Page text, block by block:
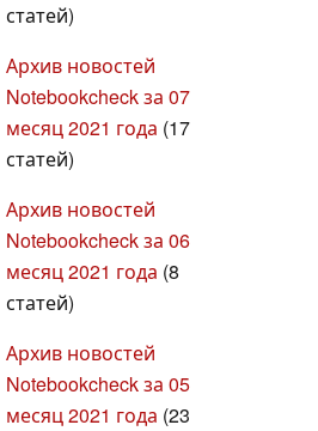
статей)
Архив новостей
Notebookcheck за 07
месяц 2021 года (17
статей)
Архив новостей
Notebookcheck за 06
месяц 2021 года (8
статей)
Архив новостей
Notebookcheck за 05
месяц 2021 года (23